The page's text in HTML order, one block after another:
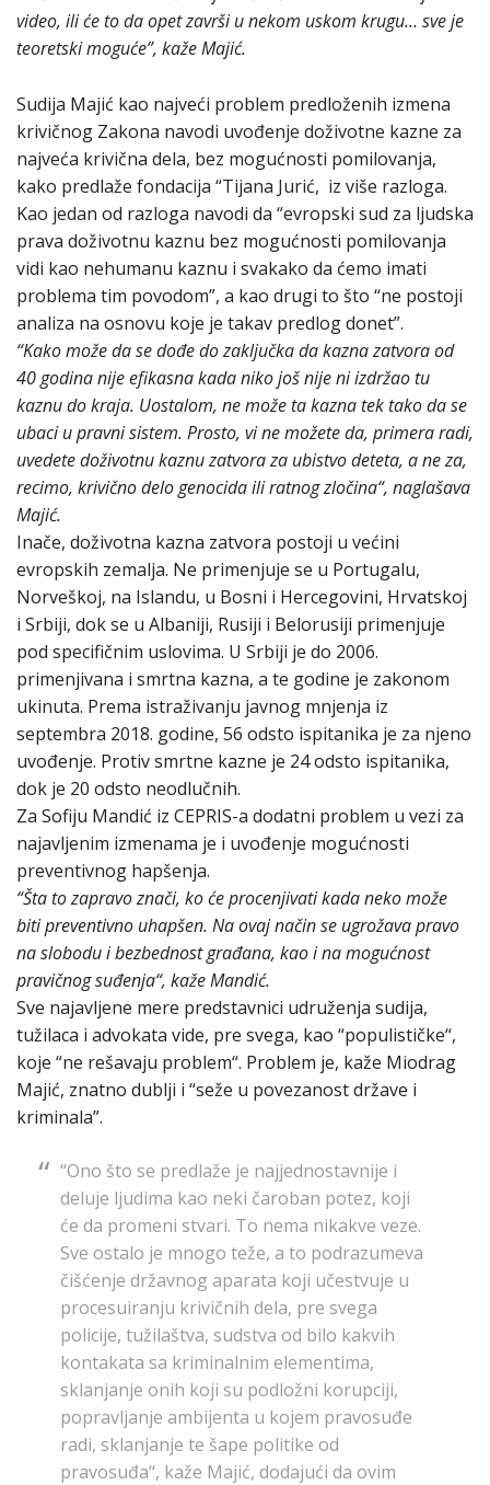
video, ili će to da opet završi u nekom uskom krugu… sve je
teoretski moguće”, kaže Majić.
Sudija Majić kao najveći problem predloženih izmena
krivičnog Zakona navodi uvođenje doživotne kazne za
najveća krivična dela, bez mogućnosti pomilovanja,
kako predlaže fondacija “Tijana Jurić, iz više razloga.
Kao jedan od razloga navodi da “evropski sud za ljudska
prava doživotnu kaznu bez mogućnosti pomilovanja
vidi kao nehumanu kaznu i svakako da ćemo imati
problema tim povodom”, a kao drugi to što “ne postoji
analiza na osnovu koje je takav predlog donet”.
“Kako može da se dođe do zaključka da kazna zatvora od
40 godina nije efikasna kada niko još nije ni izdržao tu
kaznu do kraja. Uostalom, ne može ta kazna tek tako da se
ubaci u pravni sistem. Prosto, vi ne možete da, primera radi,
uvedete doživotnu kaznu zatvora za ubistvo deteta, a ne za,
recimo, krivično delo genocida ili ratnog zločina“, naglašava
Majić.
Inače, doživotna kazna zatvora postoji u većini
evropskih zemalja. Ne primenjuje se u Portugalu,
Norveškoj, na Islandu, u Bosni i Hercegovini, Hrvatskoj
i Srbiji, dok se u Albaniji, Rusiji i Belorusiji primenjuje
pod specifičnim uslovima. U Srbiji je do 2006.
primenjivana i smrtna kazna, a te godine je zakonom
ukinuta. Prema istraživanju javnog mnjenja iz
septembra 2018. godine, 56 odsto ispitanika je za njeno
uvođenje. Protiv smrtne kazne je 24 odsto ispitanika,
dok je 20 odsto neodlučnih.
Za Sofiju Mandić iz CEPRIS-a dodatni problem u vezi za
najavljenim izmenama je i uvođenje mogućnosti
preventivnog hapšenja.
“Šta to zapravo znači, ko će procenjivati kada neko može
biti preventivno uhapšen. Na ovaj način se ugrožava pravo
na slobodu i bezbednost građana, kao i na mogućnost
pravičnog suđenja“, kaže Mandić.
Sve najavljene mere predstavnici udruženja sudija,
tužilaca i advokata vide, pre svega, kao “populističke“,
koje “ne rešavaju problem“. Problem je, kaže Miodrag
Majić, znatno dublji i “seže u povezanost države i
kriminala”.
“Ono što se predlaže je najjednostavnije i
deluje ljudima kao neki čaroban potez, koji
će da promeni stvari. To nema nikakve veze.
Sve ostalo je mnogo teže, a to podrazumeva
čišćenje državnog aparata koji učestvuje u
procesuiranju krivičnih dela, pre svega
policije, tužilaštva, sudstva od bilo kakvih
kontakata sa kriminalnim elementima,
sklanjanje onih koji su podložni korupciji,
popravljanje ambijenta u kojem pravosuđe
radi, sklanjanje te šape politike od
pravosuđa“, kaže Majić, dodajući da ovim